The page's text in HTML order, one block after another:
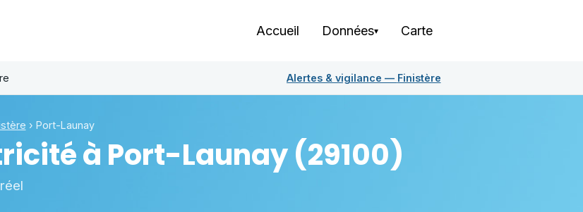
Accueil Données▾ Carte
Alertes & vigilance — Finistère
› Port-Launay
à Port-Launay (29100)